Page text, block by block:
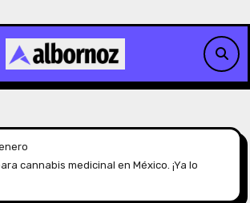
cannabis medicinal en México. ¡Ya lo